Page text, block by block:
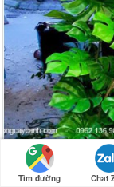
Tìm đường Chat